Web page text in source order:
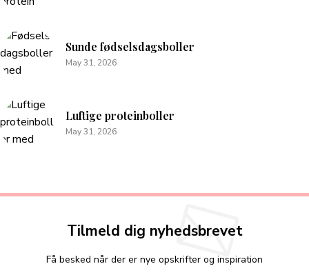
Sunde fødselsdagsboller
May 31, 2026
Luftige proteinboller
May 31, 2026
Tilmeld dig nyhedsbrevet
Få besked når der er nye opskrifter og inspiration